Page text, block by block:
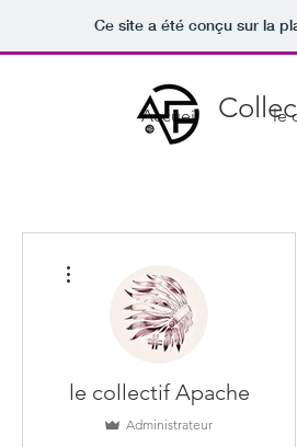
Ce site a été conçu sur la
Accueil le
le collectif Apache
Administrateur